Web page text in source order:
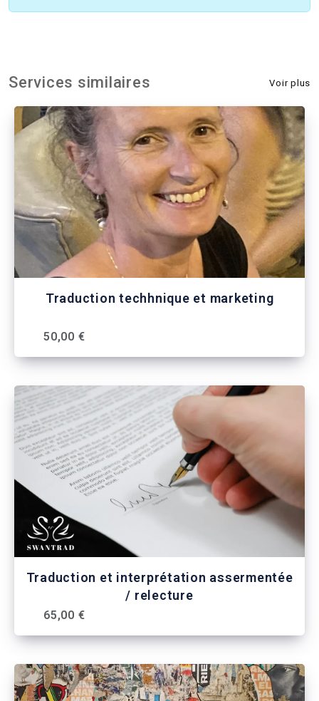
Services similaires Voir plus
Traduction techhnique et marketing
50,00 €
Traduction et interprétation assermentée
/ relecture
65,00 €